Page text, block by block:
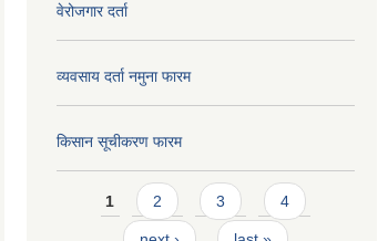
वेरोजगार दर्ता
व्यवसाय दर्ता नमुना फारम
किसान सूचीकरण फारम
Pages
1 2 3 4